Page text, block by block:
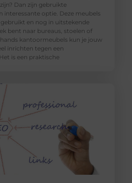
Dan zijn gebruikte
interessante optie. Deze meubels
en nog in uitstekende
bent naar bureaus, stoelen of
kantoormeubels kun je jouw
inrichten tegen een
is een praktische